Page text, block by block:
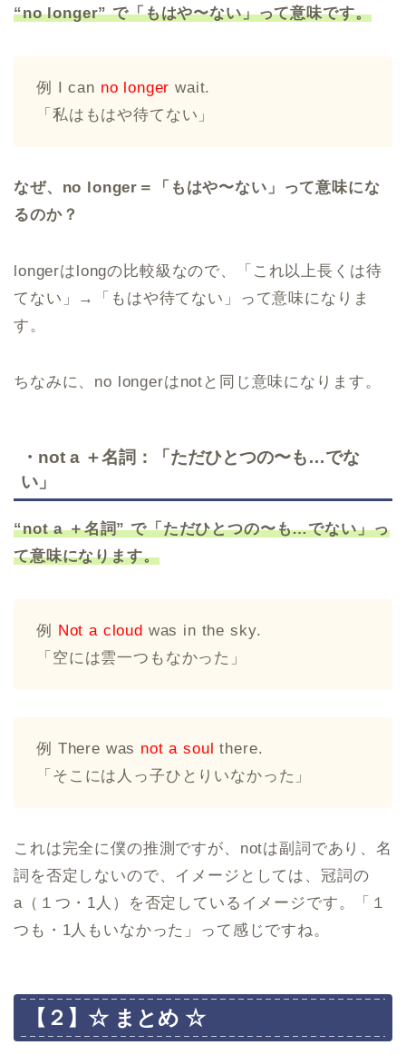
“no longer” で「もはや〜ない」って意味です。
例 I can no longer wait.
「私はもはや待てない」
なぜ、no longer＝「もはや〜ない」って意味にな
るのか？
longerはlongの比較級なので、「これ以上長くは待
てない」→「もはや待てない」って意味になりま
す。
ちなみに、no longerはnotと同じ意味になります。
・not a ＋名詞：「ただひとつの〜も…でな
い」
“not a ＋名詞” で「ただひとつの〜も…でない」っ
て意味になります。
例 Not a cloud was in the sky.
「空には雲一つもなかった」
例 There was not a soul there.
「そこには人っ子ひとりいなかった」
これは完全に僕の推測ですが、notは副詞であり、名
詞を否定しないので、イメージとしては、冠詞の
a（１つ・1人）を否定しているイメージです。「１
つも・1人もいなかった」って感じですね。
【２】☆ まとめ ☆